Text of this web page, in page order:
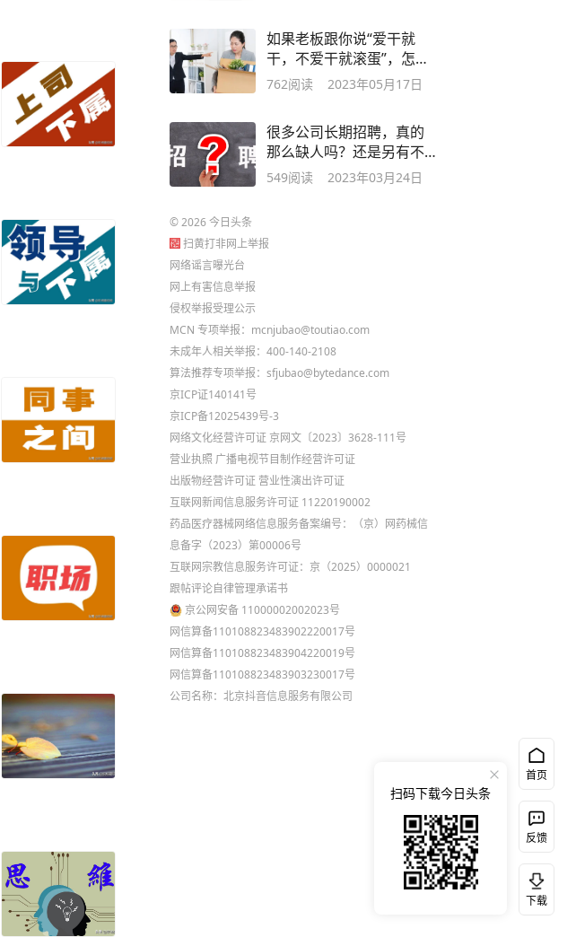
如果老板跟你说“爱干就
干，不爱干就滚蛋”，怎么
做才不吃亏？
762阅读 2023年05月17日
很多公司长期招聘，真的
那么缺人吗？还是另有不
为人知的目的？
549阅读 2023年03月24日
©2026今日头条
扫黄打非网上举报
网络谣言曝光台
网上有害信息举报
侵权举报受理公示
MCN 专项举报：mcnjubao@toutiao.com
未成年人相关举报：400-140-2108
算法推荐专项举报：sfjubao@bytedance.com
京ICP证140141号
京ICP备12025439号-3
网络文化经营许可证 京网文〔2023〕3628-111号
营业执照 广播电视节目制作经营许可证
出版物经营许可证 营业性演出许可证
互联网新闻信息服务许可证 11220190002
药品医疗器械网络信息服务备案编号：（京）网药械信
息备字（2023）第00006号
互联网宗教信息服务许可证：京（2025）0000021
跟帖评论自律管理承诺书
京公网安备 11000002002023号
网信算备110108823483902220017号
网信算备110108823483904220019号
网信算备110108823483903230017号
公司名称：北京抖音信息服务有限公司
首页
反馈
下载
扫码下载今日头条